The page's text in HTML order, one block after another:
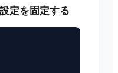
定を固定する